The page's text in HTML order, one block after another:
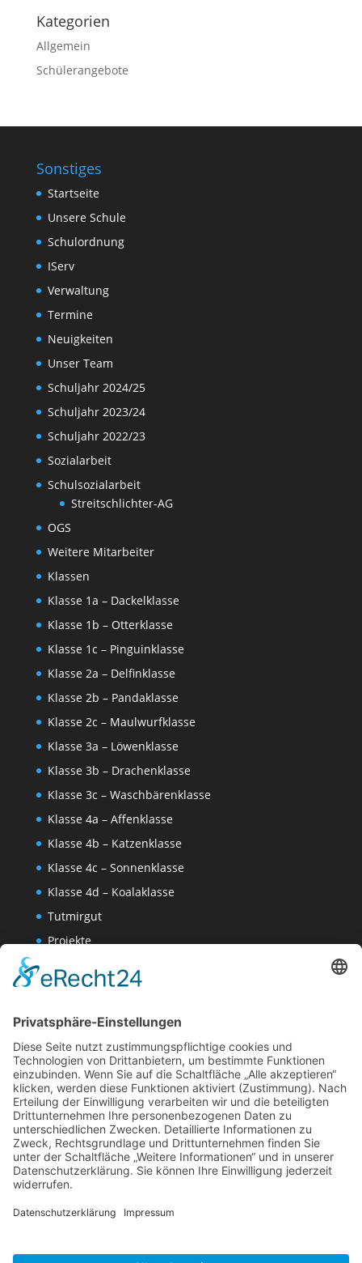
Kategorien
Allgemein
Schülerangebote
Sonstiges
Startseite
Unsere Schule
Schulordnung
IServ
Verwaltung
Termine
Neuigkeiten
Unser Team
Schuljahr 2024/25
Schuljahr 2023/24
Schuljahr 2022/23
Sozialarbeit
Schulsozialarbeit
Streitschlichter-AG
OGS
Weitere Mitarbeiter
Klassen
Klasse 1a – Dackelklasse
Klasse 1b – Otterklasse
Klasse 1c – Pinguinklasse
Klasse 2a – Delfinklasse
Klasse 2b – Pandaklasse
Klasse 2c – Maulwurfklasse
Klasse 3a – Löwenklasse
Klasse 3b – Drachenklasse
Klasse 3c – Waschbärenklasse
Klasse 4a – Affenklasse
Klasse 4b – Katzenklasse
Klasse 4c – Sonnenklasse
Klasse 4d – Koalaklasse
Tutmirgut
Projekte
Wissenschaften-AG
Datenschutzerklärung
Website Administration